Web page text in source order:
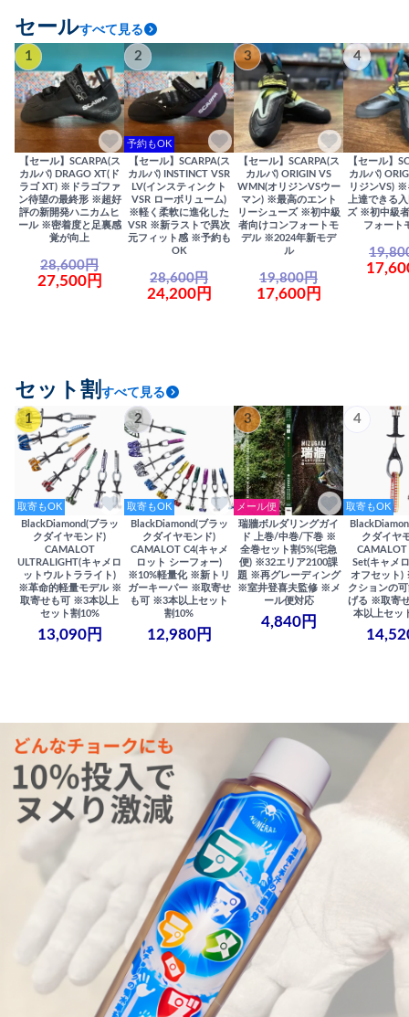
セールすべて見る
1
【セール】SCARPA(ス
カルパ) DRAGO XT(ド
ラゴ XT) ※ドラゴファ
ン待望の最終形 ※超好
評の新開発ハニカムヒ
ール ※密着度と足裏感
覚が向上
28,600円
27,500円
2
予約もOK
【セール】SCARPA(ス
カルパ) INSTINCT VSR
LV(インスティンクト
VSR ローボリューム)
※軽く柔軟に進化した
VSR ※新ラストで異次
元フィット感 ※予約も
OK
28,600円
24,200円
3
【セール】SCARPA(ス
カルパ) ORIGIN VS
WMN(オリジンVSウー
マン) ※最高のエント
リーシューズ ※初中級
者向けコンフォートモ
デル ※2024年新モデ
ル
19,800円
17,600円
4
【セール】
カルパ)
リジンVS) ※
上達できる
ズ ※初中級
フォート
セット割 すべて見る
1
取寄もOK
BlackDiamond(ブラッ
クダイヤモンド)
CAMALOT
ULTRALIGHT(キャメロ
ットウルトラライト)
※革命的軽量モデル ※
取寄せも可 ※3本以上
セット割10%
13,090円
2
取寄もOK
BlackDiamond(ブラッ
クダイヤモンド)
CAMALOT C4(キャメ
ロット シーフォー)
※10%軽量化 ※新トリ
ガーキーパー ※取寄せ
も可 ※3本以上セット
割10%
12,980円
3
メール便
瑞牆ボルダリングガイ
ド 上巻/中巻/下巻 ※
全巻セット割5%(宅急
便) ※32エリア2100課
題 ※再グレーディング
※室井登喜夫監修 ※メ
ール便対応
4,840円
4
取寄もOK
クダイヤ
Set(キャメ
オフセット)
クションの
げる ※取寄
本以上セッ